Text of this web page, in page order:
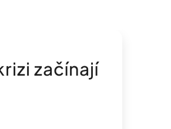
začínají